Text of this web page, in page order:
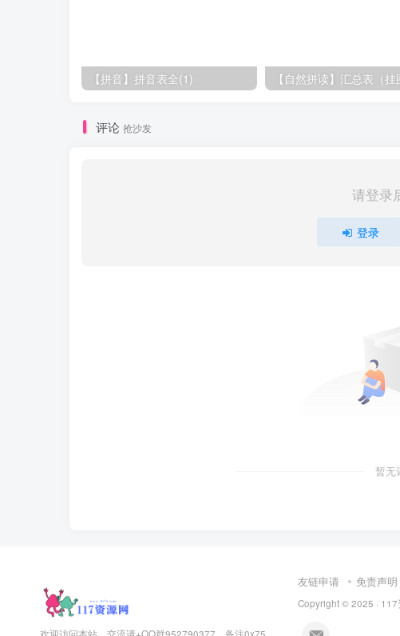
【拼音】拼音表全(1) 【自然拼读】汇总表（挂
评论 抢沙发
请登录
登录
暂无
友链申请 免责声明
Copyright © 2025 · 117